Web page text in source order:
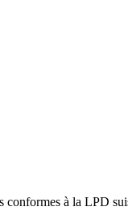
à la LPD